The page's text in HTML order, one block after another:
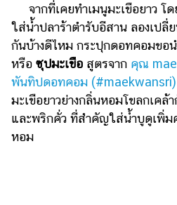
สูตร
อาหาร
ง่ายๆ
ช้อป
ปิ้ง
รถยนต์
จากที่เคยทำเมนูมะเขือยาว โด
ใส่น้ำปลาร้าตำรับอีสาน ลองเป
กันบ้างดีไหม กระปุกดอทคอมขอน
หรือ ซุปมะเขือ สูตรจาก คุณ
พันทิปดอทคอม (#maekwansri)
มะเขือยาวย่างกลิ่นหอมโขลกเคล้
และพริกคั่ว ที่สำคัญใส่น้ำบูดูเพิ่ม
หอม